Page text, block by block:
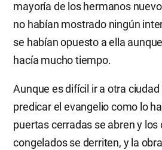
mayoría de los hermanos
no habían mostrado ningún
se habían opuesto a ella
hacía mucho tiempo.
Aunque es difícil ir a otra ciudad
predicar el evangelio como lo
puertas cerradas se abren y los
congelados se derriten, y la